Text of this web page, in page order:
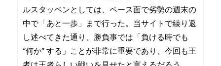
ルスタッペンとしては、ペース面で劣勢の週末の
中で「あと一歩」まで行った。当サイトで繰り返
し述べてきた通り、勝負事では「負ける時でも
“何か” する」ことが非常に重要であり、今回も王